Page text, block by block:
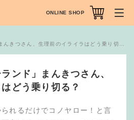
きつさん、生理前のイライラはどう乗り切る？
ンド」まんきつさん、
どう乗り切る？
られるだけでコノヤロー！と言
ONLINE SHOP